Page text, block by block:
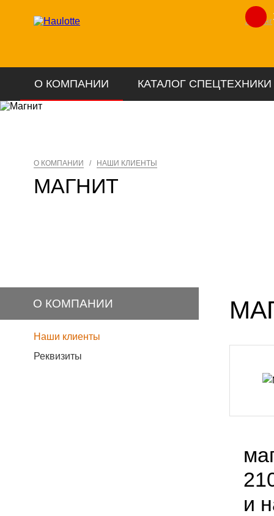
Лизинг
О КОМПАНИИ КАТАЛОГ СПЕЦТЕХНИКИ
О КОМПАНИИ / НАШИ КЛИЕНТЫ
МАГНИТ
О КОМПАНИИ
Наши клиенты
Реквизиты
и